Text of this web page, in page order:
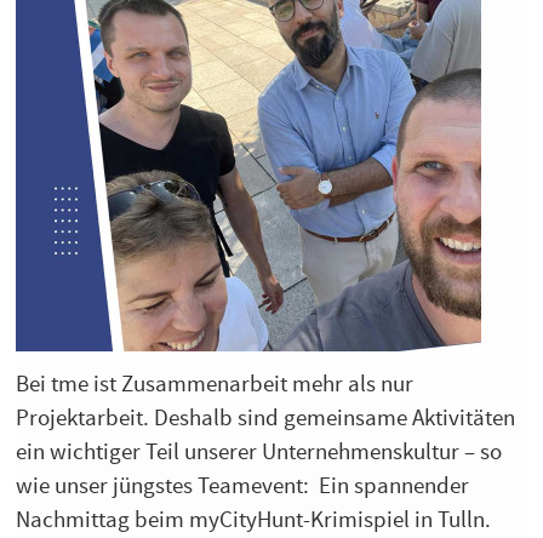
Bei tme ist Zusammenarbeit mehr als nur
Projektarbeit. Deshalb sind gemeinsame Aktivitäten
ein wichtiger Teil unserer Unternehmenskultur – so
wie unser jüngstes Teamevent: Ein spannender
Nachmittag beim myCityHunt-Krimispiel in Tulln.